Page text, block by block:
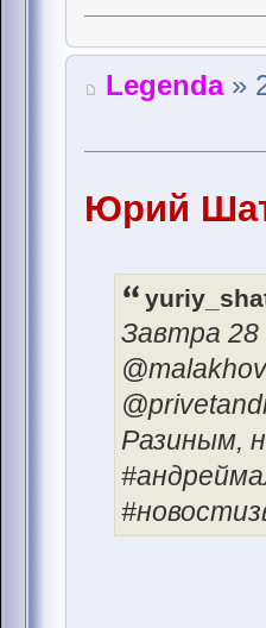
Legenda»
Юрий
Завтра 28
Разиным,